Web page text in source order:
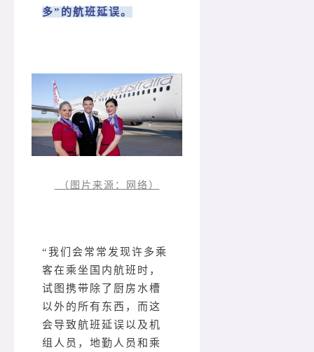
多”的航班延误。
（图片来源：网络）
“我们会常常发现许多乘
客在乘坐国内航班时，
试图携带除了厨房水槽
以外的所有东西，而这
会导致航班延误以及机
组人员，地勤人员和乘